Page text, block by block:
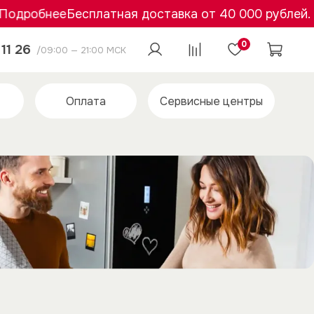
Бесплатная доставка от 40 000 рублей.
26 /09:00 — 21:00 МСК 0
Оплата Сервисные центры